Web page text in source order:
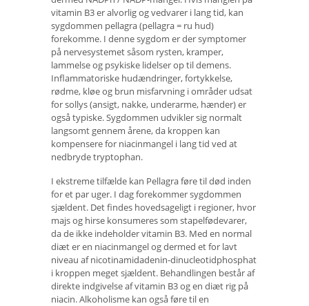
vitamin B3 er alvorlig og vedvarer i lang tid, kan
sygdommen pellagra (pellagra = ru hud)
forekomme. I denne sygdom er der symptomer
på nervesystemet såsom rysten, kramper,
lammelse og psykiske lidelser op til demens.
Inflammatoriske hudændringer, fortykkelse,
rødme, kløe og brun misfarvning i områder udsat
for sollys (ansigt, nakke, underarme, hænder) er
også typiske. Sygdommen udvikler sig normalt
langsomt gennem årene, da kroppen kan
kompensere for niacinmangel i lang tid ved at
nedbryde tryptophan.
I ekstreme tilfælde kan Pellagra føre til død inden
for et par uger. I dag forekommer sygdommen
sjældent. Det findes hovedsageligt i regioner, hvor
majs og hirse konsumeres som stapelfødevarer,
da de ikke indeholder vitamin B3. Med en normal
diæt er en niacinmangel og dermed et for lavt
niveau af nicotinamidadenin-dinucleotidphosphat
i kroppen meget sjældent. Behandlingen består af
direkte indgivelse af vitamin B3 og en diæt rig på
niacin. Alkoholisme kan også føre til en